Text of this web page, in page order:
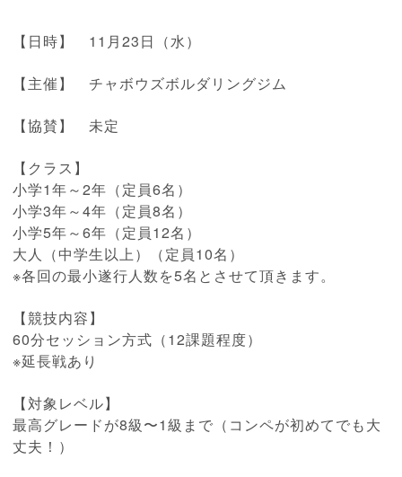
【日時】 11月23日（水）
【主催】 チャボウズボルダリングジム
【協賛】 未定
【クラス】
小学1年～2年（定員6名）
小学3年～4年（定員8名）
小学5年～6年（定員12名）
大人（中学生以上）（定員10名）
※各回の最小遂行人数を5名とさせて頂きます。
【競技内容】
60分セッション方式（12課題程度）
※延長戦あり
【対象レベル】
最高グレードが8級〜1級まで（コンペが初めてでも大
丈夫！）